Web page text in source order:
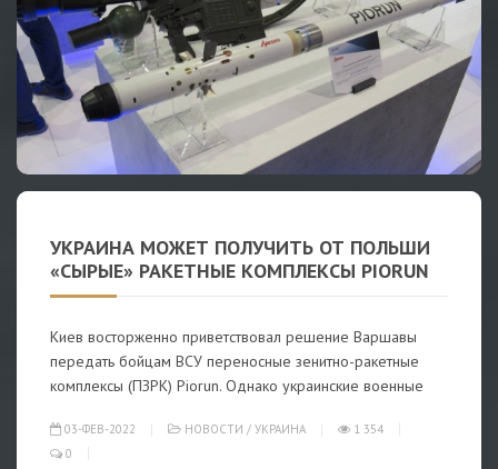
УКРАИНА МОЖЕТ ПОЛУЧИТЬ ОТ ПОЛЬШИ
«СЫРЫЕ» РАКЕТНЫЕ КОМПЛЕКСЫ PIORUN
Киев восторженно приветствовал решение Варшавы
передать бойцам ВСУ переносные зенитно-ракетные
комплексы (ПЗРК) Piorun. Однако украинские военные
03-ФЕВ-2022 НОВОСТИ / УКРАИНА
1 354
0